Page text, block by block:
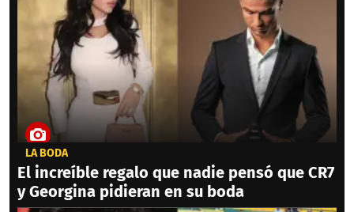
LA BODA
El increíble regalo que nadie pensó que CR7
y Georgina pidieran en su boda